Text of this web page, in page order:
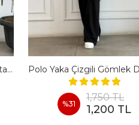
Polo Yaka Çizgili Gömlek Detaylı Kısa Kollu Takım - KAHVERENGI
%31
1,750 TL
1,200 TL